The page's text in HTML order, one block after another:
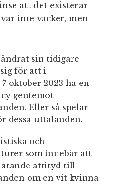
att det existerar
inte vacker, men
sin tidigare
för att i
oktober 2023 ha en
gentemot
Eller så spelar
dessa uttalanden.
och
som innebär att
attityd till
om en vit kvinna